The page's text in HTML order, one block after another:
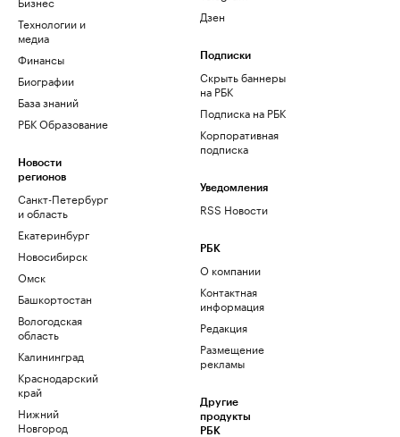
Технологии и
медиа
Финансы
Биографии
База знаний
РБК Образование
Новости
регионов
Санкт-Петербург
и область
Екатеринбург
Новосибирск
Омск
Башкортостан
Вологодская
область
Калининград
Краснодарский
край
Нижний
Новгород
Дзен
Подписки
Скрыть баннеры
на РБК
Подписка на РБК
Корпоративная
подписка
Уведомления
RSS Новости
РБК
О компании
Контактная
информация
Редакция
Размещение
рекламы
Другие
продукты
РБК